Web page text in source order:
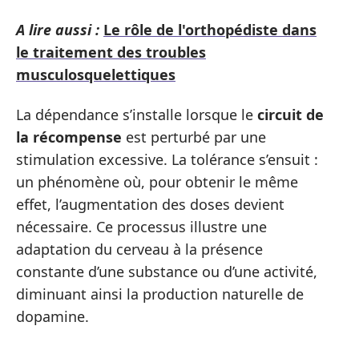
A lire aussi : Le rôle de l'orthopédiste dans
le traitement des troubles
musculosquelettiques
La dépendance s’installe lorsque le circuit de
la récompense est perturbé par une
stimulation excessive. La tolérance s’ensuit :
un phénomène où, pour obtenir le même
effet, l’augmentation des doses devient
nécessaire. Ce processus illustre une
adaptation du cerveau à la présence
constante d’une substance ou d’une activité,
diminuant ainsi la production naturelle de
dopamine.